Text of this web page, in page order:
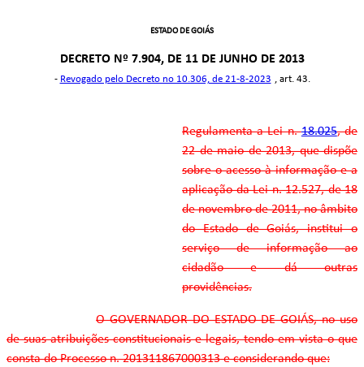
ESTADO DE GOIÁS
DECRETO Nº 7.904, DE 11 DE JUNHO DE 2013
- Revogado pelo Decreto no 10.306, de 21-8-2023 , art. 43.
Regulamenta a Lei n.18.025, de
22 de maio de 2013, que dispõe
sobre o acesso à informação e a
aplicação da Lei n. 12.527, de 18
de novembro de 2011, no âmbito
do Estado de Goiás, institui o
serviço de informação ao
cidadão e dá outras
providências.
O GOVERNADOR DO ESTADO DE GOIÁS, no uso
de suas atribuições constitucionais e legais, tendo em vista o que
consta do Processo n. 201311867000313 e considerando que: